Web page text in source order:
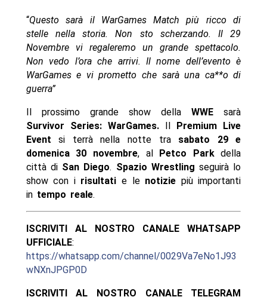
“Questo sarà il WarGames Match più ricco di
stelle nella storia. Non sto scherzando. Il 29
Novembre vi regaleremo un grande spettacolo.
Non vedo l’ora che arrivi. Il nome dell’evento è
WarGames e vi prometto che sarà una ca**o di
guerra”
Il prossimo grande show dellaWWE sarà
Survivor Series: WarGames.Il
Premium Live
Event si terrà nella notte trasabato 29 e
domenica 30 novembre, al Petco Parkdella
città di San Diego. Spazio Wrestling seguirà lo
show con i risultati e le notizie più importanti
in tempo reale.
ISCRIVITI AL NOSTRO CANALE WHATSAPP
UFFICIALE:
https://whatsapp.com/channel/0029Va7eNo1J93
wNXnJPGP0D
ISCRIVITI AL NOSTRO CANALE TELEGRAM